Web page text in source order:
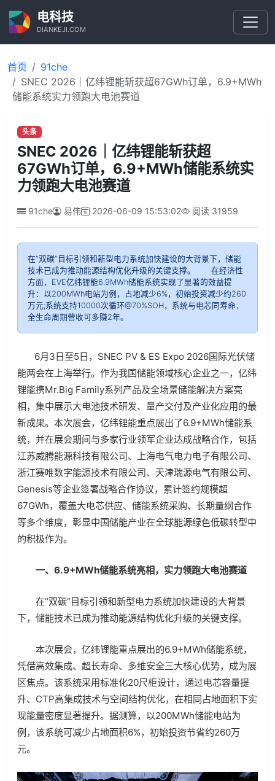
电科技
DIANKEJI.COM
首页
91che
SNEC 2026｜亿纬锂能斩获超67GWh订单，6.9+MWh
储能系统实力领跑大电池赛道
头条
SNEC 2026｜亿纬锂能斩获超
67GWh订单，6.9+MWh储能系统实
力领跑大电池赛道
91che 易伟 2026-06-09 15:53:02 阅读 31959
在“双碳”目标引领和新型电力系统加快建设的大背景下，储能
技术已成为推动能源结构优化升级的关键支撑。 在经济性
方面，EVE亿纬锂能6.9MWh储能系统实现了显著的效益提
升：以200MWh电站为例，占地减少6%，初始投资减少约260
万元;系统支持10000次循环@70%SOH，系统与电芯同寿命，
全生命周期营收可多赚2年。
6月3日至5日，SNEC PV & ES Expo 2026国际光伏储
能两会在上海举行。作为我国储能领域核心企业之一，亿纬
锂能携Mr.Big Family系列产品及全场景储能解决方案亮
相，集中展示大电池技术研发、量产交付及产业化应用的最
新成果。本次展会，亿纬锂能重点展出了6.9+MWh储能系
统，并在展会期间与多家行业领军企业达成战略合作，包括
江苏威腾能源科技有限公司、上海电气电力电子有限公司、
浙江赛唯数字能源技术有限公司、天津瑞源电气有限公司、
Genesis等企业签署战略合作协议，累计签约规模超
67GWh，覆盖大电芯供应、储能系统采购、长期量纲合作
等多个维度，彰显中国储能产业在全球能源绿色低碳转型中
的积极作为。
一、6.9+MWh储能系统亮相，实力领跑大电池赛道
在“双碳”目标引领和新型电力系统加快建设的大背景
下，储能技术已成为推动能源结构优化升级的关键支撑。
本次展会，亿纬锂能重点展出的6.9+MWh储能系统，
凭借高效集成、超长寿命、多维安全三大核心优势，成为展
区焦点。该系统采用标准化20尺柜设计，通过电芯容量提
升、CTP高集成技术与空间结构优化，在相同占地面积下实
现能量密度显著提升。据测算，以200MWh储能电站为
例，该系统可减少占地面积6%，初始投资节省约260万
元。